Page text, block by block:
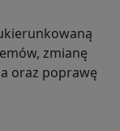
zmianę
oraz poprawę